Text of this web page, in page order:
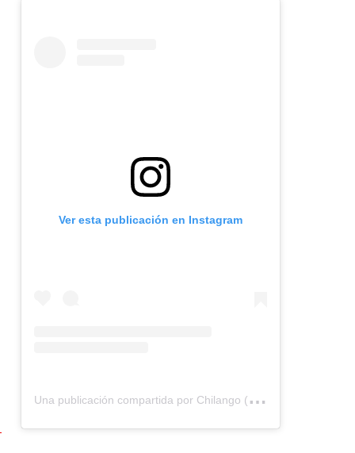
Ver esta publicación en Instagram
U
na publicación compartida por Chilango (@chilangocom)